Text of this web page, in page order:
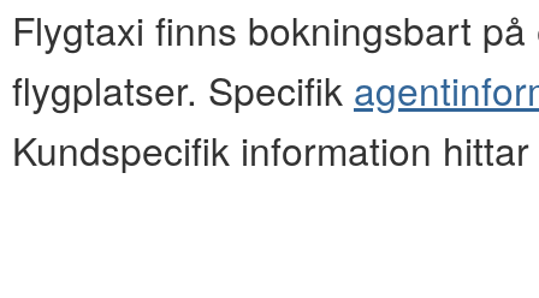
Flygtaxi finns bokningsbart
flygplatser. Specifik
Kundspecifik information